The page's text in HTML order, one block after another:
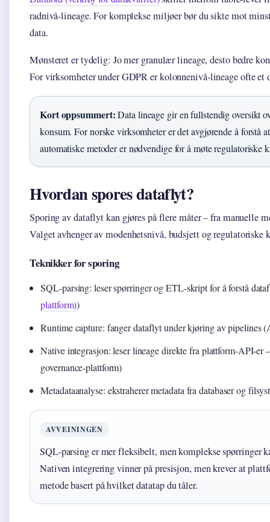
radnivå-lineage. For komplekse miljøer bør du sikte mot
data.
Mønsteret er tydelig: Jo mer granulær lineage, desto bedre
For virksomheter under GDPR er kolonnenivå-lineage ofte et
Kort oppsummert:Data lineage gir en fullstendig oversikt
konsum. For norske virksomheter er det avgjørende å forstå
automatiske metoder er nødvendige for å møte regulatoriske
Hvordan spores dataflyt?
Sporing av dataflyt kan gjøres på flere måter – fra manuelle
Valget avhenger av modenhetsnivå, budsjett og regulatoriske
Teknikker for sporing
SQL-parsing: leser spørringer og ETL-skript for å forstå
plattform))
Runtime capture: fanger dataflyt under kjøring av pipelines
Native integrasjon: leser lineage direkte fra plattform-API-er
governance-plattform)
Metadataanalyse: ekstraherer metadata fra databaser og
AVVEININGEN
SQL-parsing er mer fleksibelt, men komplekse spørringer
Nativen integrering vinner på presisjon, men krever at
metode basert på hvilket datatap du tåler.